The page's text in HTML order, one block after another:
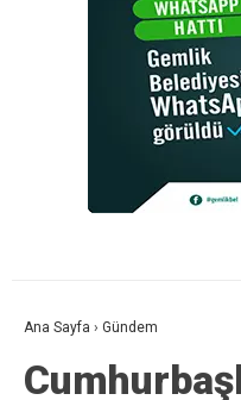
Ana Sayfa › Gündem